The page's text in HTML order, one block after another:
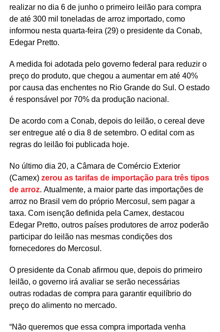
realizar no dia 6 de junho o primeiro leilão para compra
de até 300 mil toneladas de arroz importado, como
informou nesta quarta-feira (29) o presidente da Conab,
Edegar Pretto.
A medida foi adotada pelo governo federal para reduzir o
preço do produto, que chegou a aumentar em até 40%
por causa das enchentes no Rio Grande do Sul. O estado
é responsável por 70% da produção nacional.
De acordo com a Conab, depois do leilão, o cereal deve
ser entregue até o dia 8 de setembro. O edital com as
regras do leilão foi publicada hoje.
No último dia 20, a Câmara de Comércio Exterior
(Camex)zerou as tarifas de importação para três tipos
de arroz. Atualmente, a maior parte das importações de
arroz no Brasil vem do próprio Mercosul, sem pagar a
taxa. Com isenção definida pela Camex, destacou
Edegar Pretto, outros países produtores de arroz poderão
participar do leilão nas mesmas condições dos
fornecedores do Mercosul.
O presidente da Conab afirmou que, depois do primeiro
leilão, o governo irá avaliar se serão necessárias
outras rodadas de compra para garantir equilíbrio do
preço do alimento no mercado.
“Não queremos que essa compra importada venha